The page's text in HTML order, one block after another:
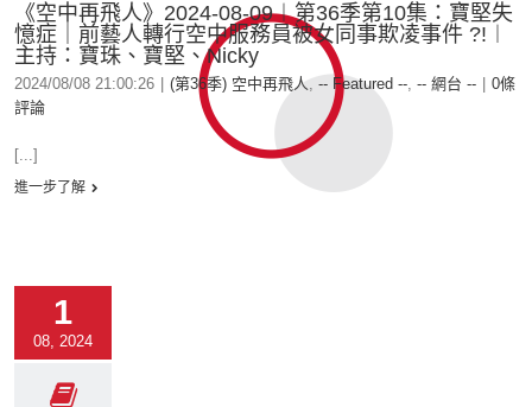
《空中再飛人》2024-08-09︱第36季第10集：寶堅失
憶症｜前藝人轉行空中服務員被女同事欺凌事件 ?!︱
主持：寶珠、寶堅、Nicky
2024/08/08 21:00:26 (第36季) 空中再飛人, -- Featured --, -- 網台 --
0條
評論
[...]
進一步了解
1
08, 2024